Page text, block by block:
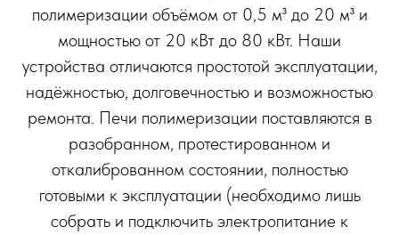
полимеризации объёмом от 0,5 м³ до 20 м³ и
мощностью от 20 кВт до 80 кВт. Наши
устройства отличаются простотой эксплуатации,
надёжностью, долговечностью и возможностью
ремонта. Печи полимеризации поставляются в
разобранном, протестированном и
откалиброванном состоянии, полностью
готовыми к эксплуатации (необходимо лишь
собрать и подключить электропитание к